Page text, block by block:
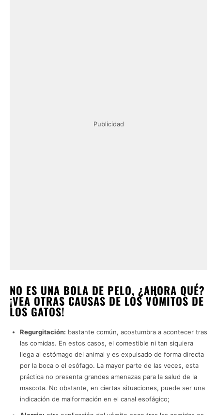
Publicidad
NO ES UNA BOLA DE PELO, ¿AHORA QUÉ?
¡VEA OTRAS CAUSAS DE LOS VÓMITOS DE
LOS GATOS!
Regurgitación: bastante común, acostumbra a acontecer tras
las comidas. En estos casos, el comestible ni tan siquiera
llega al estómago del animal y es expulsado de forma directa
por la boca o el esófago. La mayor parte de las veces, esta
práctica no presenta grandes amenazas para la salud de la
mascota. No obstante, en ciertas situaciones, puede ser una
indicación de malformación en el canal esofágico;